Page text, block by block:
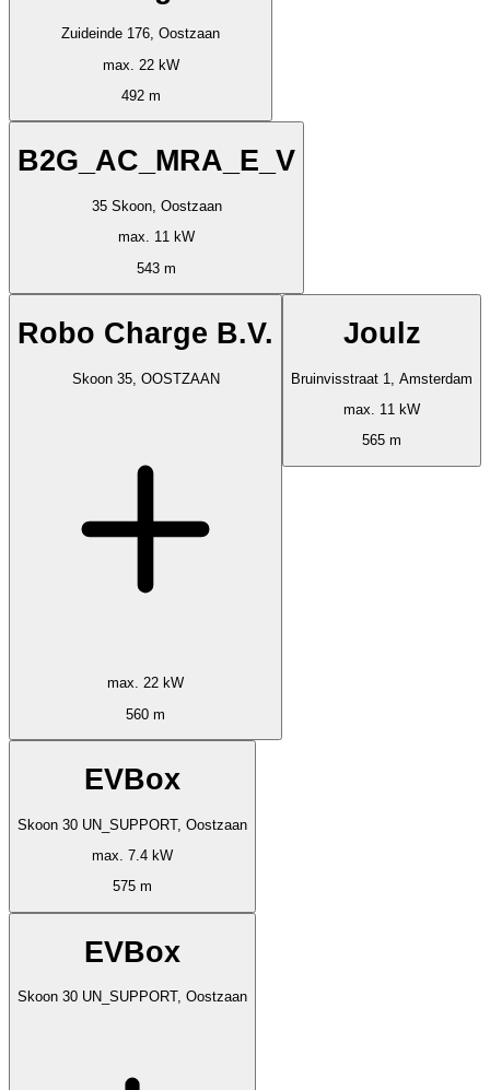
Zuideinde 176, Oostzaan
max. 22 kW
492 m
B2G_AC_MRA_E_V
35 Skoon, Oostzaan
max. 11 kW
543 m
Robo Charge B.V.
Skoon 35, OOSTZAAN
max. 22 kW
560 m
Joulz
Bruinvisstraat 1, Amsterdam
max. 11 kW
565 m
EVBox
Skoon 30 UN_SUPPORT, Oostzaan
max. 7.4 kW
575 m
EVBox
Skoon 30 UN_SUPPORT, Oostzaan